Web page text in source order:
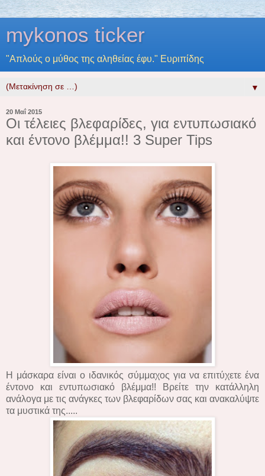
mykonos ticker
"Απλούς ο μύθος της αληθείας έφυ." Ευριπίδης
▼
20 Μαΐ 2015
Οι τέλειες βλεφαρίδες, για εντυπωσιακό
και έντονο βλέμμα!! 3 Super Tips
Η μάσκαρα είναι ο ιδανικός σύμμαχος για να επιτύχετε ένα
έντονο και εντυπωσιακό βλέμμα!! Βρείτε την κατάλληλη
ανάλογα με τις ανάγκες των βλεφαρίδων σας και ανακαλύψτε
τα μυστικά της.....